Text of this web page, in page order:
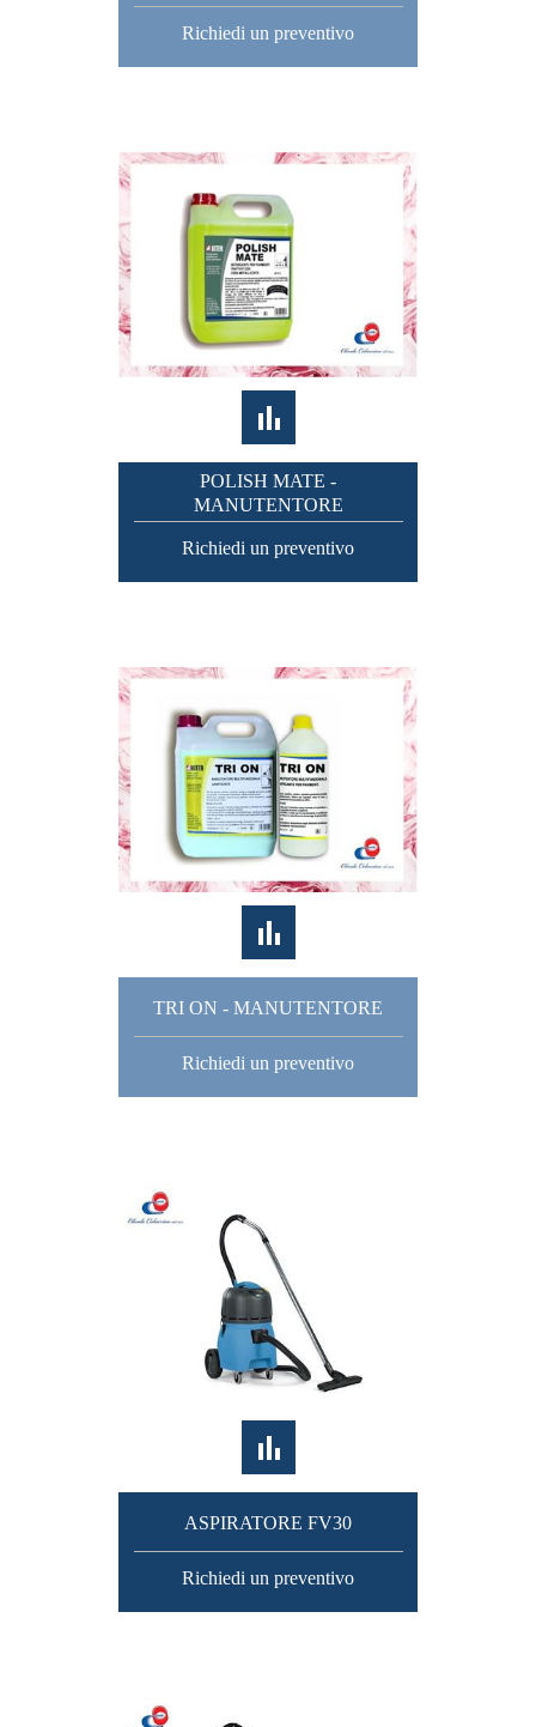
Richiedi un preventivo
POLISH MATE -
MANUTENTORE
Richiedi un preventivo
TRI ON - MANUTENTORE
Richiedi un preventivo
ASPIRATORE FV30
Richiedi un preventivo